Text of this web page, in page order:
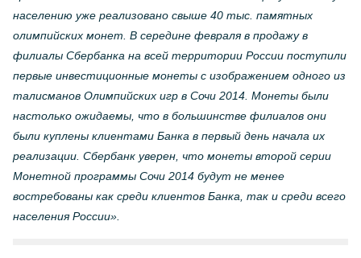
населению уже реализовано свыше 40 тыс. памятных
олимпийских монет. В середине февраля в продажу в
филиалы Сбербанка на всей территории России поступили
первые инвестиционные монеты с изображением одного из
талисманов Олимпийских игр в Сочи 2014. Монеты были
настолько ожидаемы, что в большинстве филиалов они
были куплены клиентами Банка в первый день начала их
реализации. Сбербанк уверен, что монеты второй серии
Монетной программы Сочи 2014 будут не менее
востребованы как среди клиентов Банка, так и среди всего
населения России».